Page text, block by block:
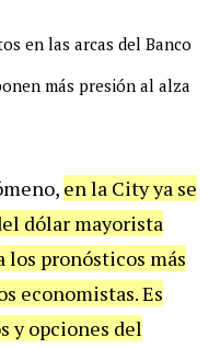
en las arcas del Banco
más presión al alza
en la City ya se
dólar mayorista
los pronósticos más
economistas. Es
y opciones del